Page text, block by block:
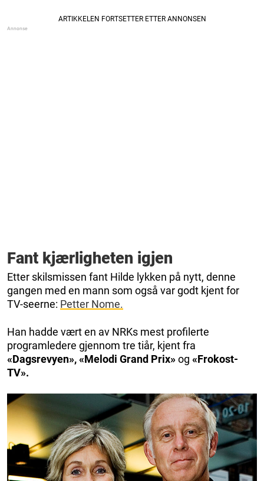
Fant kjærligheten igjen
Etter skilsmissen fant Hilde lykken på nytt, denne
gangen med en mann som også var godt kjent for
TV-seerne: Petter Nome.
Han hadde vært en av NRKs mest profilerte
programledere gjennom tre tiår, kjent fra
«Dagsrevyen», «Melodi Grand Prix»og «Frokost-
TV».